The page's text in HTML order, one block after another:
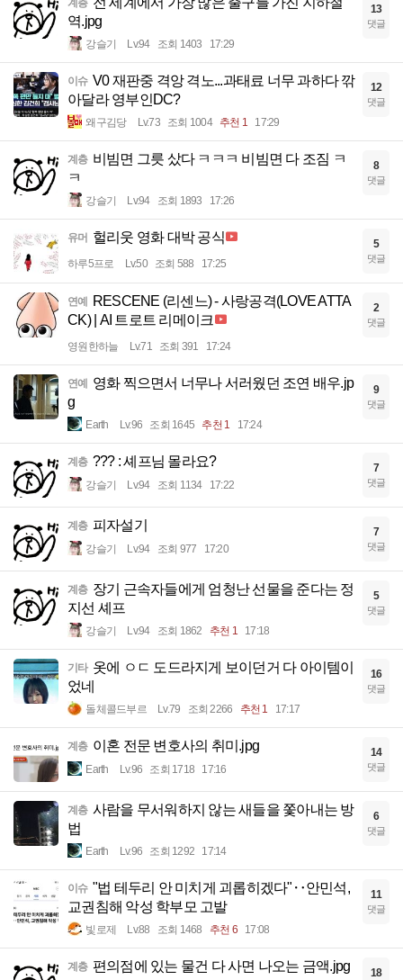
역.jpg
강슬기 Lv.94 조회 1403 17:29
13
댓글
이슈 V0 재판중 격앙 격노...과태료 너무 과하다 깎
아달라 영부인DC?
왜구김당 Lv.73 조회 1004 추천 1 17:29
12
댓글
계층 비빔면 그릇 샀다 ㅋㅋㅋ 비빔면 다 조짐 ㅋ
ㅋ
강슬기 Lv.94 조회 1893 17:26
8
댓글
유머 헐리웃 영화 대박 공식
하루5프로 Lv.50 조회 588 17:25
5
댓글
연예 RESCENE (리센느) - 사랑공격(LOVE ATTA
CK) | AI 트로트 리메이크
영원한하늘 Lv.71 조회 391 17:24
2
댓글
연예 영화 찍으면서 너무나 서러웠던 조연 배우.jp
g
Earth Lv.96 조회 1645 추천 1 17:24
9
댓글
계층 ??? : 셰프님 몰라요?
강슬기 Lv.94 조회 1134 17:22
7
댓글
계층 피자설기
강슬기 Lv.94 조회 977 17:20
7
댓글
계층 장기 근속자들에게 엄청난 선물을 준다는 정
지선 셰프
강슬기 Lv.94 조회 1862 추천 1 17:18
5
댓글
기타 옷에 ㅇㄷ 도드라지게 보이던거 다 아이템이
었네
돌체콜드부르 Lv.79 조회 2266 추천 1 17:17
16
댓글
계층 이혼 전문 변호사의 취미.jpg
Earth Lv.96 조회 1718 17:16
14
댓글
계층 사람을 무서워하지 않는 새들을 쫓아내는 방
법
Earth Lv.96 조회 1292 17:14
6
댓글
이슈 "법 테두리 안 미치게 괴롭히겠다"‥안민석,
교권침해 악성 학부모 고발
빛로제 Lv.88 조회 1468 추천 6 17:08
11
댓글
계층 편의점에 있는 물건 다 사면 나오는 금액.jpg 18